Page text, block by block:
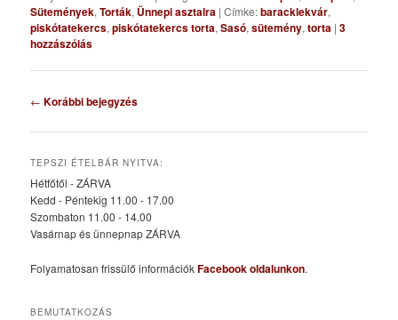
Sütemények,Torták, Ünnepi asztalra |Címke:baracklekvár,
piskótatekercs,piskótatekercs torta,Sasó,sütemény,torta |3
hozzászólás
Bejegyzés
← Korábbi bejegyzés
TEPSZI ÉTELBÁR NYITVA:
Hétfőtől - ZÁRVA
Kedd - Péntekig 11.00 - 17.00
Szombaton 11.00 - 14.00
Vasárnap és ünnepnap ZÁRVA
Folyamatosan frissülő információkFacebook oldalunkon.
BEMUTATKOZÁS